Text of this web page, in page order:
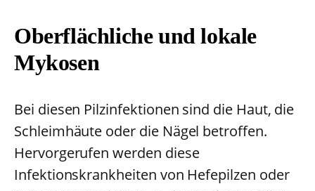
Oberflächliche und lokale
Mykosen
Bei diesen Pilzinfektionen sind die Haut, die
Schleimhäute oder die Nägel betroffen.
Hervorgerufen werden diese
Infektionskrankheiten von Hefepilzen oder